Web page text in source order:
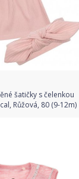
šatičky s čelenkou
Růžová, 80 (9-12m)
produktu